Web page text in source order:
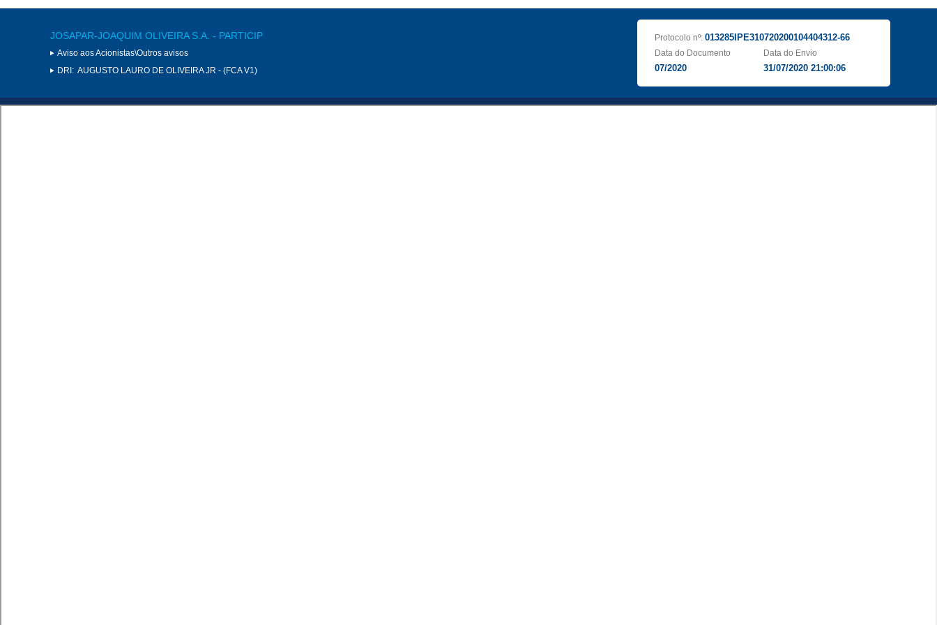
JOSAPAR-JOAQUIM OLIVEIRA S.A. - PARTICIP
Aviso aos Acionistas\Outros avisos
DRI: AUGUSTO LAURO DE OLIVEIRA JR - (FCA V1)
Protocolo nº: 013285IPE310720200104404312-66
Data do Documento
07/2020
Data do Envio
31/07/2020 21:00:06